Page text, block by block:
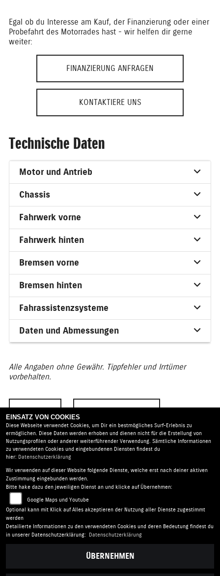
Egal ob du Interesse am Kauf, der Finanzierung oder einer
Probefahrt des Motorrades hast - wir helfen dir gerne
weiter:
FINANZIERUNG ANFRAGEN
KONTAKTIERE UNS
Technische Daten
Motor und Antrieb
Chassis
Fahrwerk vorne
Fahrwerk hinten
Bremsen vorne
Bremsen hinten
Fahrassistenzsysteme
Daten und Abmessungen
Alle Angaben ohne Gewähr. Tippfehler und Irrtümer
vorbehalten.
ZURÜCK
Altzschner GmbH |Pascalstr. 15 | 47506 Neukirchen-
Vluyn | Deutschland
AGB |Impressum
Barrierefreiheit |Batterieverordnung
Folgen Sie uns
EINSATZ VON COOKIES
Diese Webseite verwendet Cookies, um Dir ein bestmögliches Surf-Erlebnis zu
ermöglichen. Diese Daten werden erhoben und dienen nicht für die Erstellung von
Nutzungsprofilen oder anderer weiterführender Verwendung. Sämtliche Informationen
zu verwendeten Cookies und eingebundenen Diensten findest du
hier: Datenschutzerklärung
Wir verwenden auf dieser Website folgende Dienste, welche erst nach deiner aktiven
Zustimmung eingebunden werden.
Bitte hake dazu den jeweiligen Dienst an und klicke auf Übernehmen:
Google Maps und Youtube
Optional kann mit Klick auf Alles akzeptieren der Nutzung aller Dienste zugestimmt
werden
Detailierte Informationen zu den verwendeten Cookies und deren Bedeutung findest du
in unserer Datenschutzerklärung:
Datenschutzerklärung
ÜBERNEHMEN